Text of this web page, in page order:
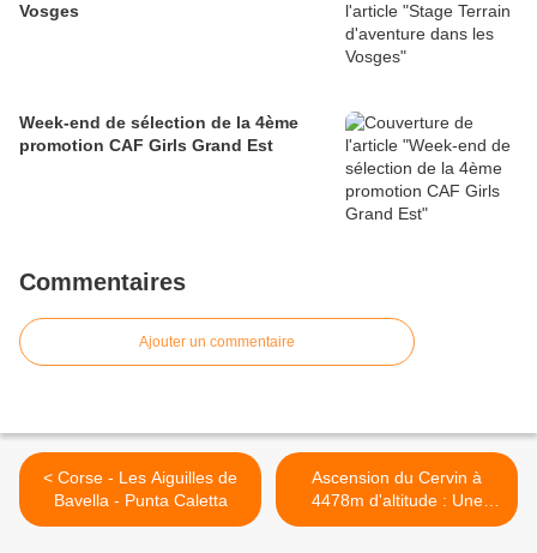
Vosges
Week-end de sélection de la 4ème
promotion CAF Girls Grand Est
Commentaires
Ajouter un commentaire
< Corse - Les Aiguilles de
Bavella - Punta Caletta
Ascension du Cervin à
4478m d'altitude : Une
aventure vécue par Médine